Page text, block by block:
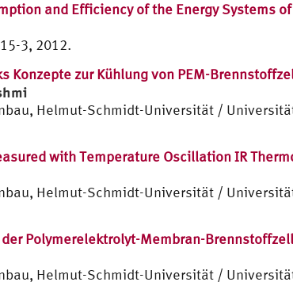
and Efficiency of the Energy Systems
3, 2012.
Konzepte zur Kühlung von PEM-
Helmut-Schmidt-Universität /
with Temperature Oscillation IR
Helmut-Schmidt-Universität /
Polymerelektrolyt-Membran-
Helmut-Schmidt-Universität /